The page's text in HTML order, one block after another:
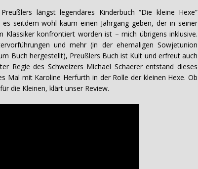
längst legendäres Kinderbuch “Die kleine Hexe”
seitdem wohl kaum einen Jahrgang geben, der in seiner
konfrontiert worden ist – mich übrigens inklusive.
und mehr (in der ehemaligen Sowjetunion
Buch hergestellt), Preußlers Buch ist Kult und erfreut auch
Regie des Schweizers Michael Schaerer entstand dieses
Mal mit Karoline Herfurth in der Rolle der kleinen Hexe. Ob
die Kleinen, klärt unser Review.